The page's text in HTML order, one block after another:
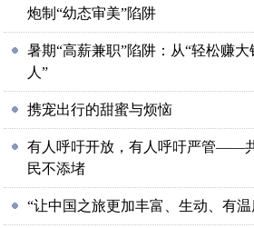
炮制“幼态审美”陷阱
暑期“高薪兼职”陷阱：从“轻松赚
人”
携宠出行的甜蜜与烦恼
有人呼吁开放，有人呼吁严管——
民不添堵
“让中国之旅更加丰富、生动、有温